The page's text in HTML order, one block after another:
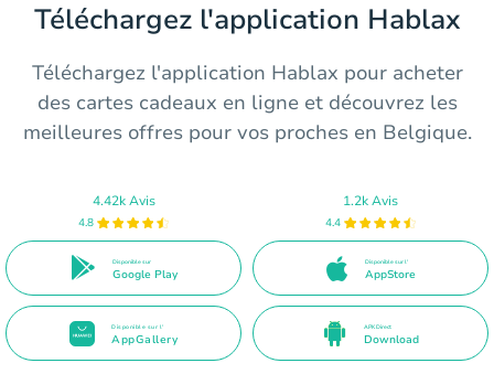
Téléchargez l'application Hablax
Téléchargez l'application Hablax pour acheter
des cartes cadeaux en ligne et découvrez les
meilleures offres pour vos proches en Belgique.
4.42k Avis
4.8
Disponible sur
Google Play
1.2k Avis
4.4
Disponible sur l'
AppStore
Disponible sur l'
AppGallery
APK Direct
Download